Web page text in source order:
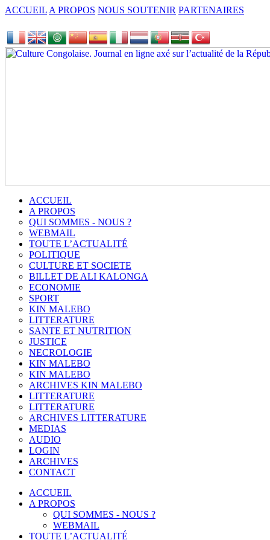
ACCUEIL A PROPOS NOUS SOUTENIR PARTENAIRES
ACCUEIL
A PROPOS
QUI SOMMES - NOUS ?
WEBMAIL
TOUTE L’ACTUALITÉ
POLITIQUE
CULTURE ET SOCIETE
BILLET DE ALI KALONGA
ECONOMIE
SPORT
KIN MALEBO
LITTERATURE
SANTE ET NUTRITION
JUSTICE
NECROLOGIE
KIN MALEBO
KIN MALEBO
ARCHIVES KIN MALEBO
LITTERATURE
LITTERATURE
ARCHIVES LITTERATURE
MEDIAS
AUDIO
LOGIN
ARCHIVES
CONTACT
ACCUEIL
A PROPOS
QUI SOMMES - NOUS ?
WEBMAIL
TOUTE L’ACTUALITÉ